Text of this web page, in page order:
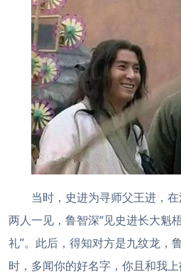
当时，史进为寻师父王进，在
两人一见，鲁智深“见史进长大魁
礼”。此后，得知对方是九纹龙，
时，多闻你的好名字，你且和我